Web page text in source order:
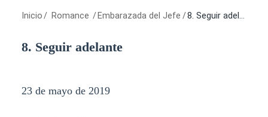
Inicio / Romance / Embarazada del Jefe /8. Seguir adelante
8. Seguir adelante
23 de mayo de 2019